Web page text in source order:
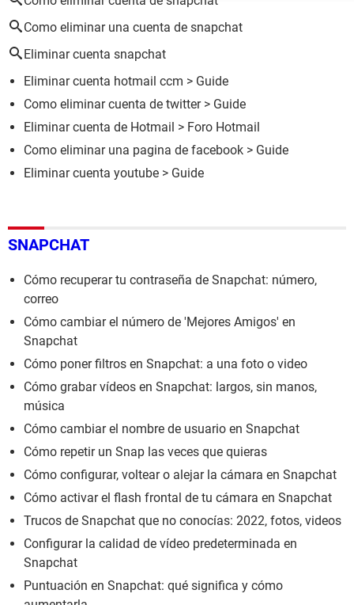
Como eliminar una cuenta de snapchat
Eliminar cuenta snapchat
Eliminar cuenta hotmail ccm > Guide
Como eliminar cuenta de twitter> Guide
Eliminar cuenta de Hotmail > Foro Hotmail
Como eliminar una pagina de facebook > Guide
Eliminar cuenta youtube > Guide
SNAPCHAT
Cómo recuperar tu contraseña de Snapchat: número,
correo
Cómo cambiar el número de 'Mejores Amigos' en
Snapchat
Cómo poner filtros en Snapchat: a una foto o video
Cómo grabar vídeos en Snapchat: largos, sin manos,
música
Cómo cambiar el nombre de usuario en Snapchat
Cómo repetir un Snap las veces que quieras
Cómo configurar, voltear o alejar la cámara en Snapchat
Cómo activar el flash frontal de tu cámara en Snapchat
Trucos de Snapchat que no conocías: 2022, fotos, videos
Configurar la calidad de vídeo predeterminada en
Snapchat
Puntuación en Snapchat: qué significa y cómo